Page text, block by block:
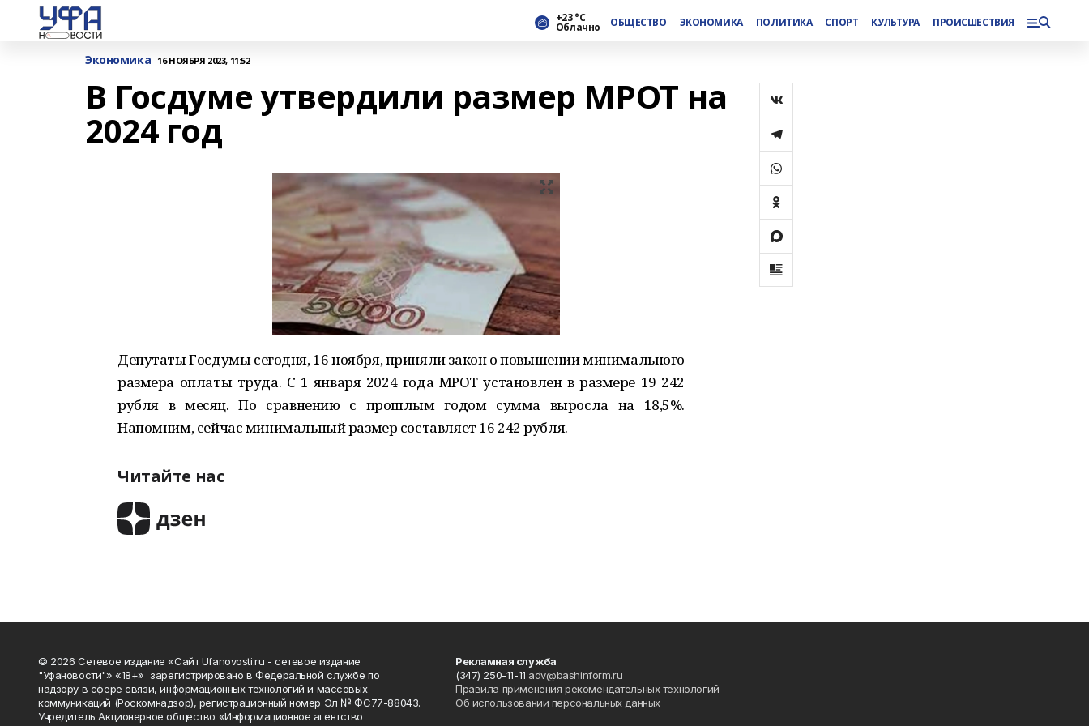
+23 °С
Облачно ОБЩЕСТВО ЭКОНОМИКА ПОЛИТИКА СПОРТ КУЛЬТУРА ПРОИСШЕСТВИЯ
Экономика 16 НОЯБРЯ 2023, 11:52
В Госдуме утвердили размер МРОТ на
2024 год
Депутаты Госдумы сегодня, 16 ноября, приняли закон о повышении минимального
размера оплаты труда. С 1 января 2024 года МРОТ установлен в размере 19 242
рубля в месяц. По сравнению с прошлым годом сумма выросла на 18,5%.
Напомним, сейчас минимальный размер составляет 16 242 рубля.
Читайте нас
© 2026 Сетевое издание «Сайт Ufanovosti.ru - сетевое издание
"Уфановости"» «18+» зарегистрировано в Федеральной службе по
надзору в сфере связи, информационных технологий и массовых
коммуникаций (Роскомнадзор), регистрационный номер Эл № ФС77-88043.
Учредитель Акционерное общество «Информационное агентство
Рекламная служба
(347) 250-11-11 adv@bashinform.ru
Правила применения рекомендательных технологий
Об использовании персональных данных